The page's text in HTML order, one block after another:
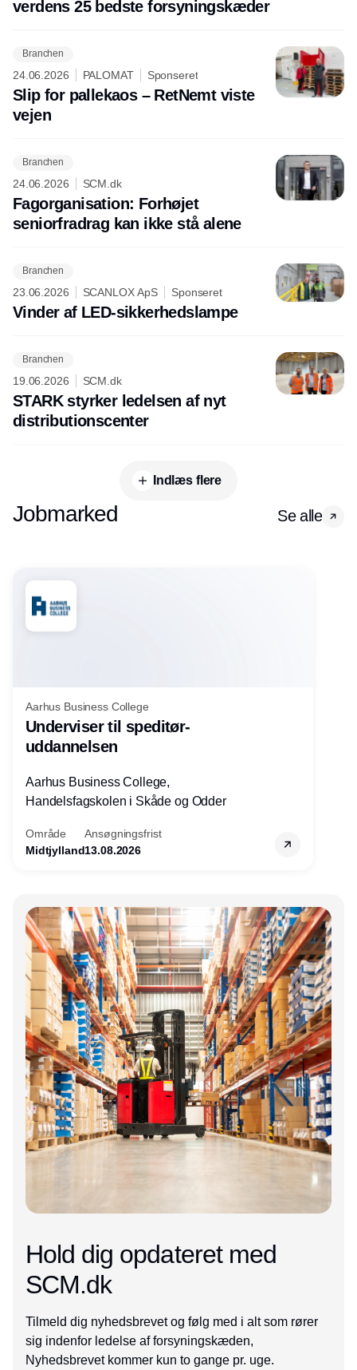
verdens 25 bedste forsyningskæder
Branchen
24.06.2026 PALOMAT Sponseret
Slip for pallekaos – RetNemt viste
vejen
Branchen
24.06.2026 SCM.dk
Fagorganisation: Forhøjet
seniorfradrag kan ikke stå alene
Branchen
23.06.2026 SCANLOX ApS Sponseret
Vinder af LED-sikkerhedslampe
Branchen
19.06.2026 SCM.dk
STARK styrker ledelsen af nyt
distributionscenter
Indlæs flere
Jobmarked Se alle
Aarhus Business College
Underviser til speditør-
uddannelsen
Aarhus Business College,
Handelsfagskolen i Skåde og Odder
Område
Midtjylland
Ansøgningsfrist
13.08.2026
Annonce
Hold dig opdateret med
SCM.dk
Tilmeld dig nyhedsbrevet og følg med i alt som rører
sig indenfor ledelse af forsyningskæden,
Nyhedsbrevet kommer kun to gange pr. uge.